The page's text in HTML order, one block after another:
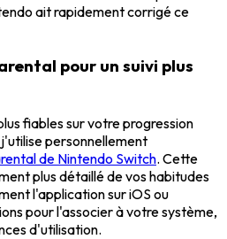
ait rapidement corrigé ce
pour un suivi plus
fiables sur votre progression
j'utilise personnellement
de Nintendo Switch. Cette
plus détaillé de vos habitudes
l'application sur iOS ou
pour l'associer à votre système,
d'utilisation.